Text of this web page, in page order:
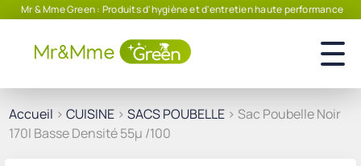
Mr & Mme Green : Produits d'hygiène et d'entretien haute performance
Accueil > CUISINE > SACS POUBELLE > Sac Poubelle Noir
170l Basse Densité 55µ /100